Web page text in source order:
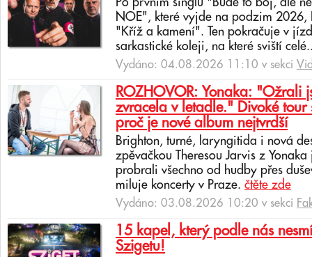
Po prvním singlu "Bude to boj, ale
NOE", které vyjde na podzim 2026,
"Kříž a kamení". Ten pokračuje v
sarkastické koleji, na které sviští
Vydáno: 04.08.2026 11:10 v sekci
ROZHOVOR: Yonaka: "Ožrali
zvracela v letadle." Divoké tour
proč je nové album nejtvrdší
Brighton, turné, laryngitida i nová
zpěvačkou Theresou Jarvis z
probrali všechno od hudby přes
miluje koncerty v Praze. čtěte zde
Vydáno: 03.08.2026 10:20 v sekci
15 kapel, který podle nás
Szigetu!